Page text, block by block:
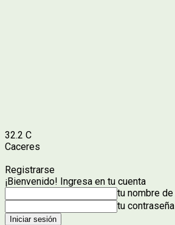
32.2 C
Caceres
Registrarse
¡Bienvenido! Ingresa en tu cuenta
tu nombre
tu contraseña